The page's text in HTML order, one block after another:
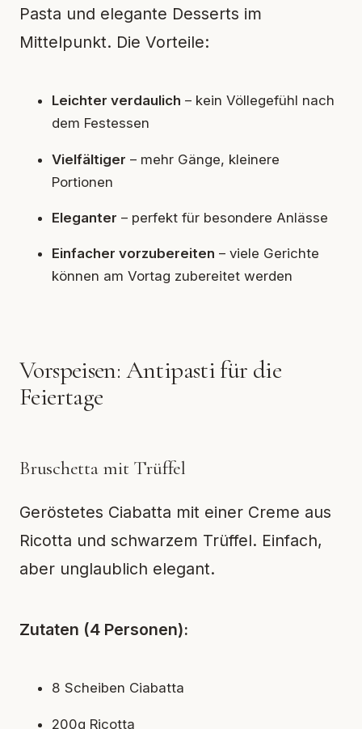
Pasta und elegante Desserts im
Mittelpunkt. Die Vorteile:
Leichter verdaulich – kein Völlegefühl nach
dem Festessen
Vielfältiger – mehr Gänge, kleinere
Portionen
Eleganter – perfekt für besondere Anlässe
Einfacher vorzubereiten – viele Gerichte
können am Vortag zubereitet werden
Vorspeisen: Antipasti für die
Feiertage
Bruschetta mit Trüffel
Geröstetes Ciabatta mit einer Creme aus
Ricotta und schwarzem Trüffel. Einfach,
aber unglaublich elegant.
Zutaten (4 Personen):
8 Scheiben Ciabatta
200g Ricotta